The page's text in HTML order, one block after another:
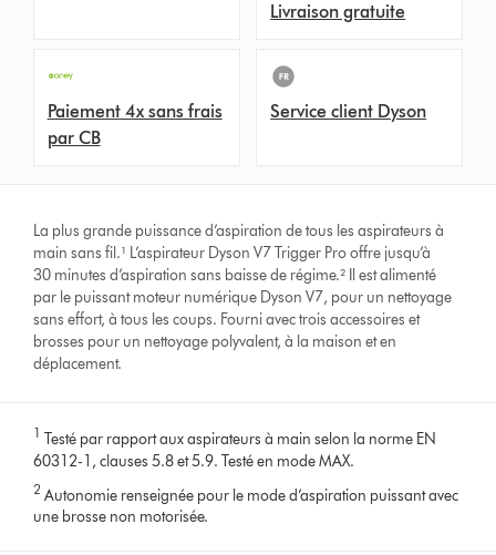
Livraison gratuite
Paiement 4x sans frais
par CB
Service client Dyson
La plus grande puissance d’aspiration de tous les aspirateurs à
main sans fil.¹ L’aspirateur Dyson V7 Trigger Pro offre jusqu’à
30 minutes d’aspiration sans baisse de régime.² Il est alimenté
par le puissant moteur numérique Dyson V7, pour un nettoyage
sans effort, à tous les coups. Fourni avec trois accessoires et
brosses pour un nettoyage polyvalent, à la maison et en
déplacement.
1 Testé par rapport aux aspirateurs à main selon la norme EN
60312-1, clauses 5.8 et 5.9. Testé en mode MAX.
2 Autonomie renseignée pour le mode d’aspiration puissant avec
une brosse non motorisée.